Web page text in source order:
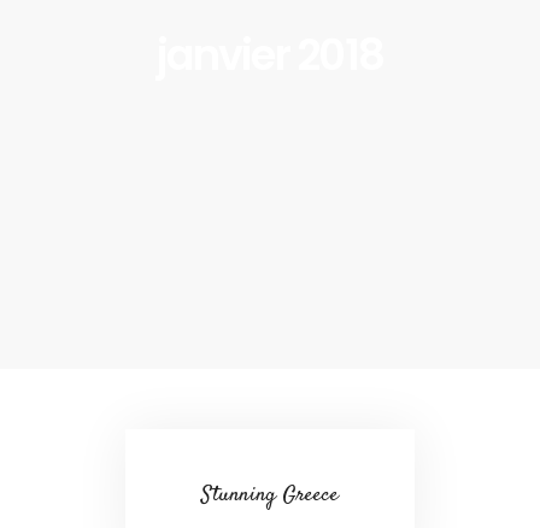
Stunning Greece